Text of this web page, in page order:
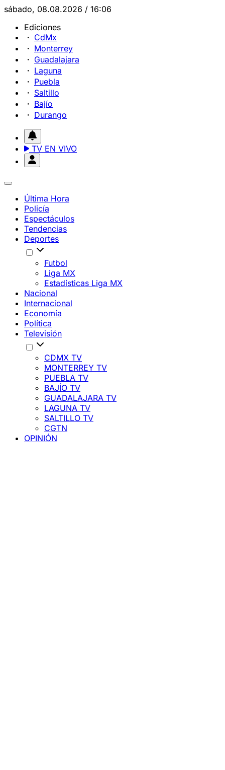
sábado, 08.08.2026 / 16:06
Ediciones
CdMx
Monterrey
Guadalajara
Laguna
Puebla
Saltillo
Bajío
Durango
TV EN VIVO
Última Hora
Policía
Espectáculos
Tendencias
Deportes
Futbol
Liga MX
Estadísticas Liga MX
Nacional
Internacional
Economía
Política
Televisión
CDMX TV
MONTERREY TV
PUEBLA TV
BAJÍO TV
GUADALAJARA TV
LAGUNA TV
SALTILLO TV
CGTN
OPINIÓN